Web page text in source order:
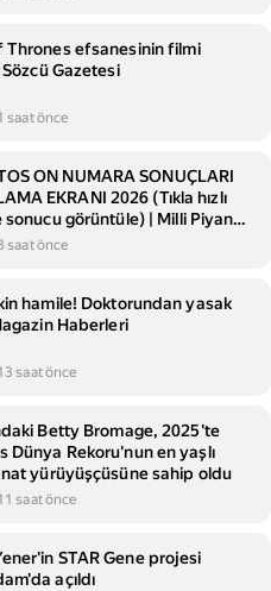
Thrones efsanesinin filmi
Gazetesi
saat önce
ON NUMARA SONUÇLARI
EKRANI 2026 (Tıkla hızlı
görüntüle) | Milli Piyango
On Numara çekiliş sonuçları
saat önce
hamile! Doktorundan yasak
Haberleri
saat önce
Betty Bromage, 2025'te
Dünya Rekoru'nun en yaşlı
yürüyüşçüsüne sahip oldu
saat önce
STAR Gene projesi
açıldı